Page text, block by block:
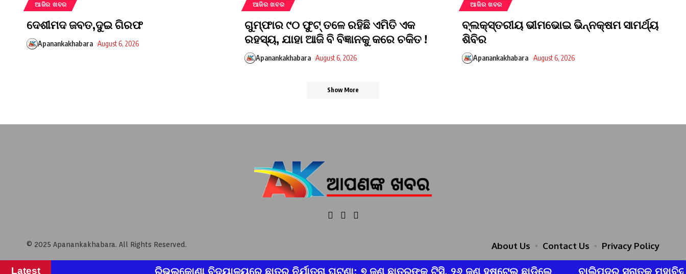
ଆଜିର ଖବର
ଦେଶୀମଦ ଜବତ,ଦୁଇ ଗିରଫ
Apanankakhabara August 6, 2026
ଆଜିର ଖବର
ଗୁମ୍ଫାର ୯୦ ଫୁଟ୍ ତଳେ ରହିଛି ଏମିତି ଏକ
ରହସ୍ୟ, ଯାହା ଆଜି ବି ବିଜ୍ଞାନକୁ କରେ ଚକିତ !
Apanankakhabara August 6, 2026
ଆଜିର ଖବର
ବ୍ଲକ୍‌ସ୍ତରୀୟ ଭୀମଭୋଇ ଭିନ୍ନକ୍ଷମ ସାମର୍ଥ୍ୟ
ଶିବିର
Apanankakhabara August 6, 2026
Show More
© 2025 Apanankakhabara. All Rights Reserved. About Us Contact Us Privacy Policy
Latestରିଭଲକୋଣା ବିଦ୍ୟାଳୟରେ ଛାତ୍ର ନିର୍ଯାତନା ଘଟଣା: ୭ ଜଣ ଛାତ୍ରଙ୍କୁ ଟିସି, ୨୬ ଜଣ ହଷ୍ଟେଲ ଛାଡ଼ିଲେ ବାଲିପଦର ସ୍ନାତକ ମହାବିଦ୍ୟାଳୟ ରେ ଶକ୍ତିଶ୍ରୀ ସଶକ୍ତି